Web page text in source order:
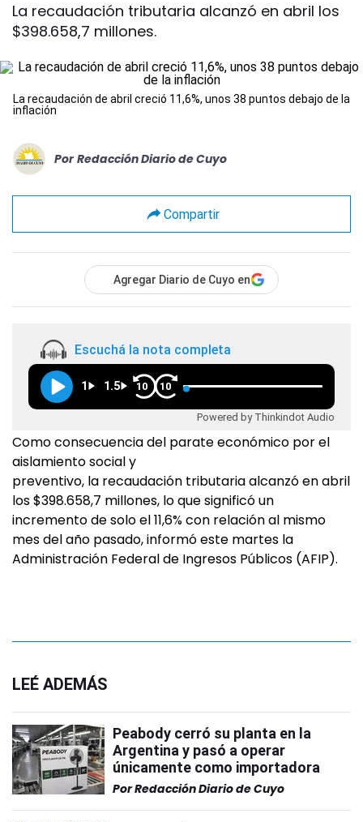
La recaudación tributaria alcanzó en abril los
$398.658,7 millones.
La recaudación de abril creció 11,6%, unos 38 puntos debajo de la
inflación
Por Redacción Diario de Cuyo
Compartir
Agregar Diario de Cuyo en
Escuchá la nota completa
1 1.5 10 10
Powered by Thinkindot Audio
Como consecuencia del parate económico por el
aislamiento social y
preventivo, la recaudación tributaria alcanzó en abril
los $398.658,7 millones, lo que significó un
incremento de solo el 11,6% con relación al mismo
mes del año pasado, informó este martes la
Administración Federal de Ingresos Públicos (AFIP).
LEÉ ADEMÁS
Peabody cerró su planta en la
Argentina y pasó a operar
únicamente como importadora
PorRedacción Diario de Cuyo